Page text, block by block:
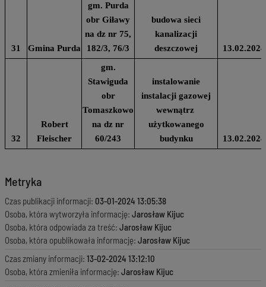
31 Gmina Purda
gm. Purda
obr Giławy
na dz nr 75,
182/3, 76/3
budowa sieci
kanalizacji
deszczowej
13.02.2024
32
Robert
Fleischer
gm.
Stawiguda
obr
Tomaszkowo
na dz nr
60/243
instalowanie
instalacji gazowej
wewnątrz
użytkowanego
budynku
13.02.2024
Metryka
Czas publikacji informacji: 03-01-2024 13:05:38
Osoba, która wytworzyła informację: Jarosław Kijuc
Osoba, która odpowiada za treść: Jarosław Kijuc
Osoba, która opublikowała informację: Jarosław Kijuc
Czas zmiany informacji: 13-02-2024 13:12:10
Osoba, która zmieniła informację: Jarosław Kijuc